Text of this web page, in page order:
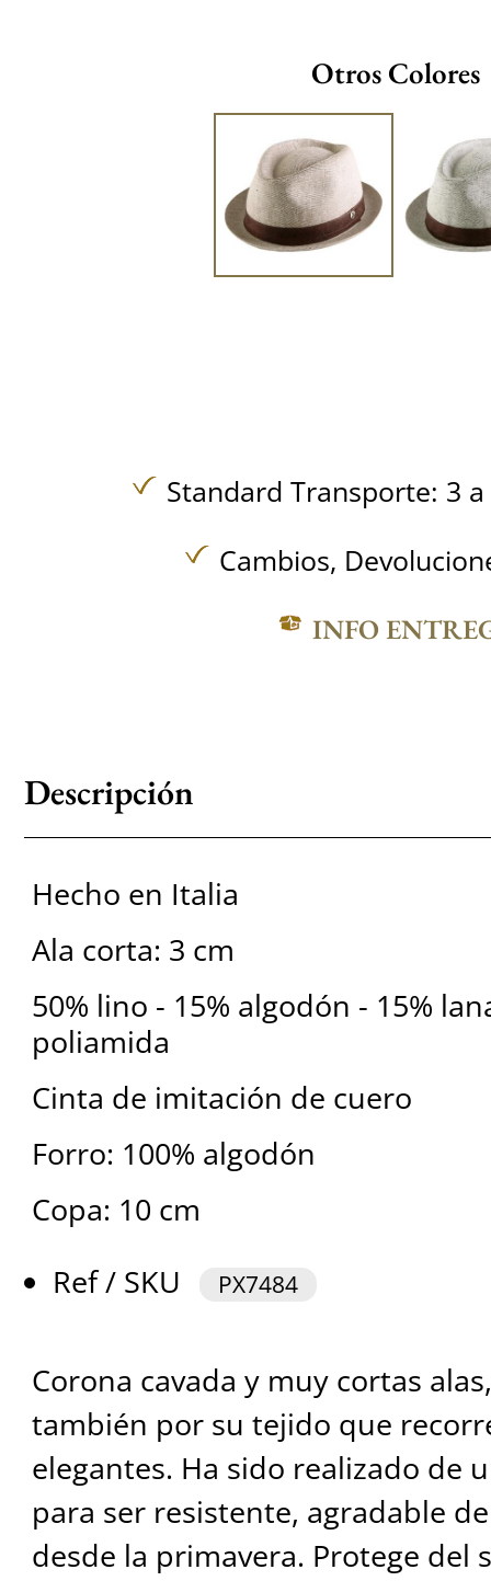
Otros Colores
Standard Transporte: 3
Cambios,
INFO
Descripción
Hecho en Italia
Ala corta: 3 cm
50% lino - 15% algodón - 15%
poliamida
Cinta de imitación de cuero
Forro: 100% algodón
Copa: 10 cm
Ref / SKU
PX7484
Corona cavada y muy cortas
también por su tejido que
elegantes. Ha sido realizado de
para ser resistente, agradable
desde la primavera. Protege del